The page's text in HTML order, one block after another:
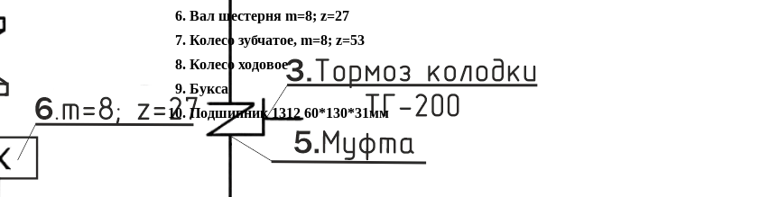
Вал шестерня m=8; z=27
Колесо зубчатое, m=8; z=53
Колесо ходовое
Букса
Подшипник 1312 60*130*31мм